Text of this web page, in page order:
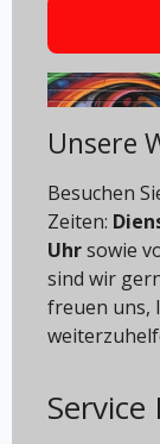
Unsere
Besuchen
Zeiten:
Uhrsowie
sind wir
freuen uns,